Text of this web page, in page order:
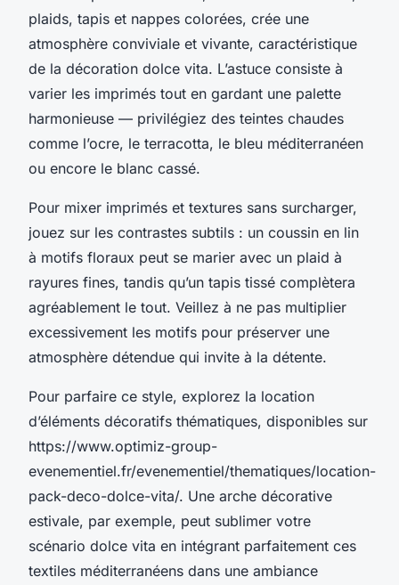
plaids, tapis et nappes colorées, crée une
atmosphère conviviale et vivante, caractéristique
de la décoration dolce vita. L’astuce consiste à
varier les imprimés tout en gardant une palette
harmonieuse — privilégiez des teintes chaudes
comme l’ocre, le terracotta, le bleu méditerranéen
ou encore le blanc cassé.
Pour mixer imprimés et textures sans surcharger,
jouez sur les contrastes subtils : un coussin en lin
à motifs floraux peut se marier avec un plaid à
rayures fines, tandis qu’un tapis tissé complètera
agréablement le tout. Veillez à ne pas multiplier
excessivement les motifs pour préserver une
atmosphère détendue qui invite à la détente.
Pour parfaire ce style, explorez la location
d’éléments décoratifs thématiques, disponibles sur
https://www.optimiz-group-
evenementiel.fr/evenementiel/thematiques/location-
pack-deco-dolce-vita/. Une arche décorative
estivale, par exemple, peut sublimer votre
scénario dolce vita en intégrant parfaitement ces
textiles méditerranéens dans une ambiance